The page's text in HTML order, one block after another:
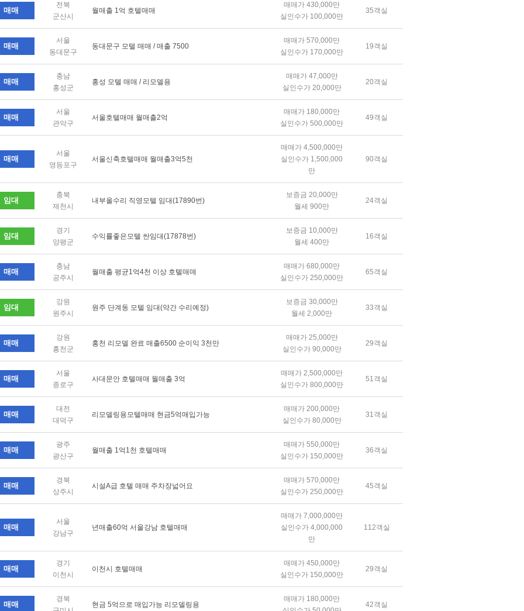
매매
전북
군산시
월매출 1억 호텔매매
매매가 430,000만
실인수가 100,000만
35객실
매매
서울
동대문구
동대문구 모텔 매매 / 매출 7500
매매가 570,000만
실인수가 170,000만
19객실
매매
충남
홍성군
홍성 모텔 매매 / 리모델용
매매가 47,000만
실인수가 20,000만
20객실
매매
서울
관악구
서울호텔매매 월매출2억
매매가 180,000만
실인수가 500,000만
49객실
매매
서울
영등포구
서울신축호텔매매 월매출3억5천
매매가 4,500,000만
실인수가 1,500,000
만
90객실
임대
충북
제천시
내부올수리 직영모텔 임대(17890번)
보증금 20,000만
월세 900만
24객실
임대
경기
양평군
수익률좋은모텔 싼임대(17878번)
보증금 10,000만
월세 400만
16객실
매매
충남
공주시
월매출 평균1억4천 이상 호텔매매
매매가 680,000만
실인수가 250,000만
65객실
임대
강원
원주시
원주 단계동 모텔 임대(약간 수리예정)
보증금 30,000만
월세 2,000만
33객실
매매
강원
홍천군
홍천 리모델 완료 매출6500 순이익 3천만
매매가 25,000만
실인수가 90,000만
29객실
매매
서울
종로구
사대문안 호텔매매 월매출 3억
매매가 2,500,000만
실인수가 800,000만
51객실
매매
대전
대덕구
리모델링용모텔매매 현금5억매입가능
매매가 200,000만
실인수가 80,000만
31객실
매매
광주
광산구
월매출 1억1천 호텔매매
매매가 550,000만
실인수가 150,000만
36객실
매매
경북
상주시
시설A급 호텔 매매 주차장넓어요
매매가 570,000만
실인수가 250,000만
45객실
매매
서울
강남구
년매출60억 서울강남 호텔매매
매매가 7,000,000만
실인수가 4,000,000
만
112객실
매매
경기
이천시
이천시 호텔매매
매매가 450,000만
실인수가 150,000만
29객실
매매
경북
현금 5억으로 매입가능 리모델링용
매매가 180,000만
42객실